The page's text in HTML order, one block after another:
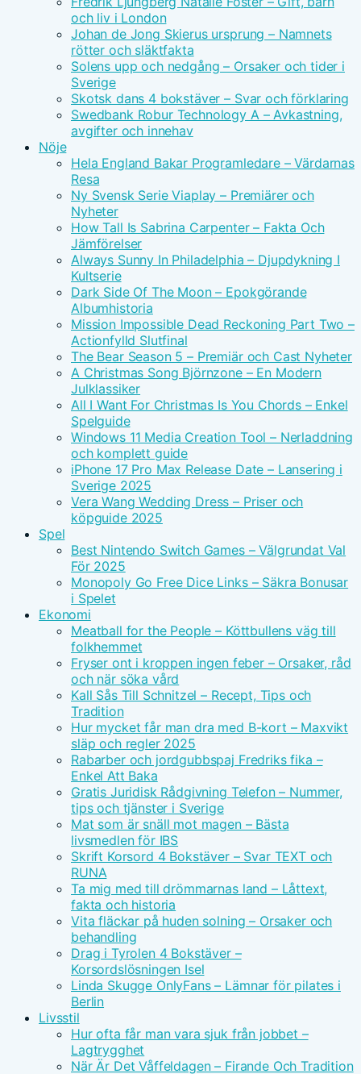
och liv i London
Johan de Jong Skierus ursprung – Namnets
rötter och släktfakta
Solens upp och nedgång – Orsaker och tider i
Sverige
Skotsk dans 4 bokstäver – Svar och förklaring
Swedbank Robur Technology A – Avkastning,
avgifter och innehav
Nöje
Hela England Bakar Programledare – Värdarnas
Resa
Ny Svensk Serie Viaplay – Premiärer och
Nyheter
How Tall Is Sabrina Carpenter – Fakta Och
Jämförelser
Always Sunny In Philadelphia – Djupdykning I
Kultserie
Dark Side Of The Moon – Epokgörande
Albumhistoria
Mission Impossible Dead Reckoning Part Two –
Actionfylld Slutfinal
The Bear Season 5 – Premiär och Cast Nyheter
A Christmas Song Björnzone – En Modern
Julklassiker
All I Want For Christmas Is You Chords – Enkel
Spelguide
Windows 11 Media Creation Tool – Nerladdning
och komplett guide
iPhone 17 Pro Max Release Date – Lansering i
Sverige 2025
Vera Wang Wedding Dress – Priser och
köpguide 2025
Spel
Best Nintendo Switch Games – Välgrundat Val
För 2025
Monopoly Go Free Dice Links – Säkra Bonusar
i Spelet
Ekonomi
Meatball for the People – Köttbullens väg till
folkhemmet
Fryser ont i kroppen ingen feber – Orsaker, råd
och när söka vård
Kall Sås Till Schnitzel – Recept, Tips och
Tradition
Hur mycket får man dra med B-kort – Maxvikt
släp och regler 2025
Rabarber och jordgubbspaj Fredriks fika –
Enkel Att Baka
Gratis Juridisk Rådgivning Telefon – Nummer,
tips och tjänster i Sverige
Mat som är snäll mot magen – Bästa
livsmedlen för IBS
Skrift Korsord 4 Bokstäver – Svar TEXT och
RUNA
Ta mig med till drömmarnas land – Låttext,
fakta och historia
Vita fläckar på huden solning – Orsaker och
behandling
Drag i Tyrolen 4 Bokstäver –
Korsordslösningen Isel
Linda Skugge OnlyFans – Lämnar för pilates i
Berlin
Livsstil
Hur ofta får man vara sjuk från jobbet –
Lagtrygghet
När Är Det Våffeldagen – Firande Och Tradition